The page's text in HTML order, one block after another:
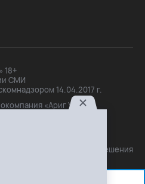
18+
СМИ
14.04.2017 г.
«Ариг Ус»,
О.Б.
с письменного разрешения
активная ссылка на